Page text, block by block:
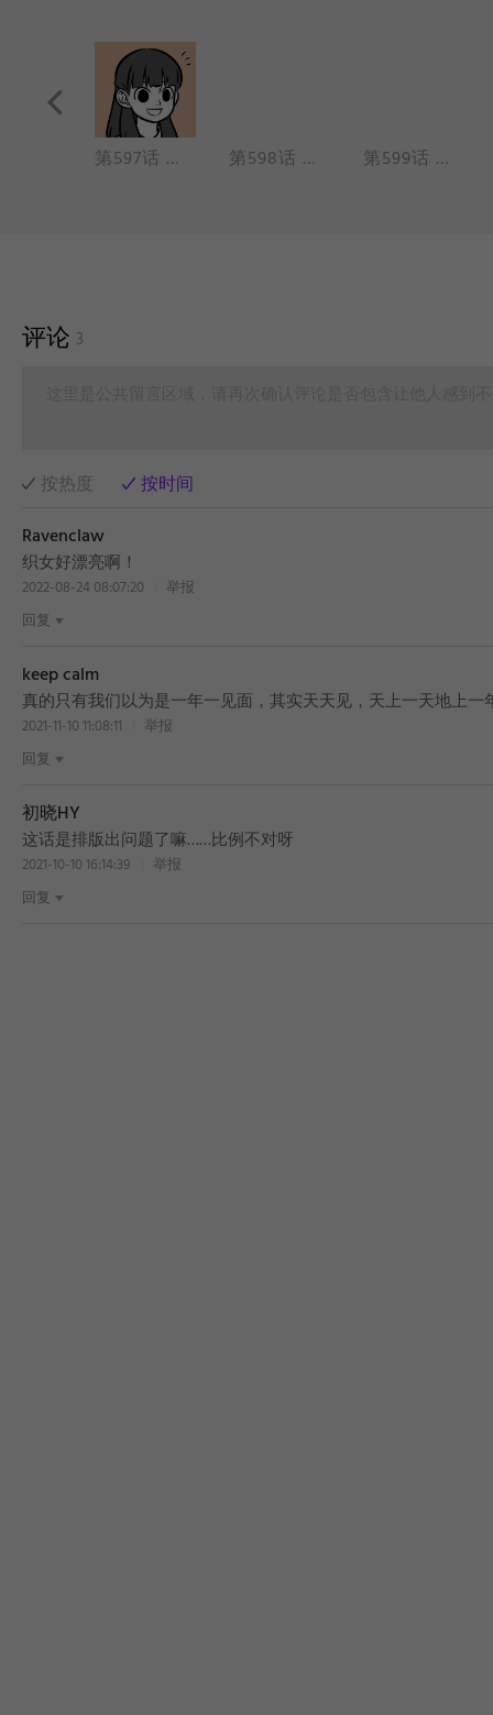
第597话 重要的东西不能轻易替换，不重要的也不能。 第598话 就这样随风飘啊飘，不知道哪里可以落脚。 第599话 身体状况特殊的时候，最好寻求身边人的帮助，不要逞强。
评论 3
按热度
按时间
Ravenclaw
织女好漂亮啊！
2022-08-24 08:07:20
举报
回复
keep calm
真的只有我们以为是一年一见面，其实天天见，天上一天地上一
2021-11-10 11:08:11
举报
回复
初晓HY
这话是排版出问题了嘛……比例不对呀
2021-10-10 16:14:39
举报
回复